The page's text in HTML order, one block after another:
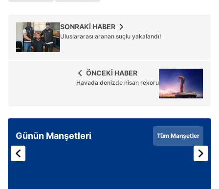
SONRAKİ HABER
Uluslararası aranan suçlu yakalandı!
ÖNCEKİ HABER
Havada denizde nisan rekoru
Günün Manşetleri Tüm Manşetler